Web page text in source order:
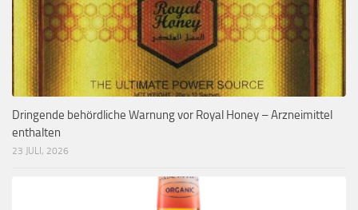
Dringende behördliche Warnung vor Royal Honey – Arzneimittel
enthalten
23 JULI, 2026